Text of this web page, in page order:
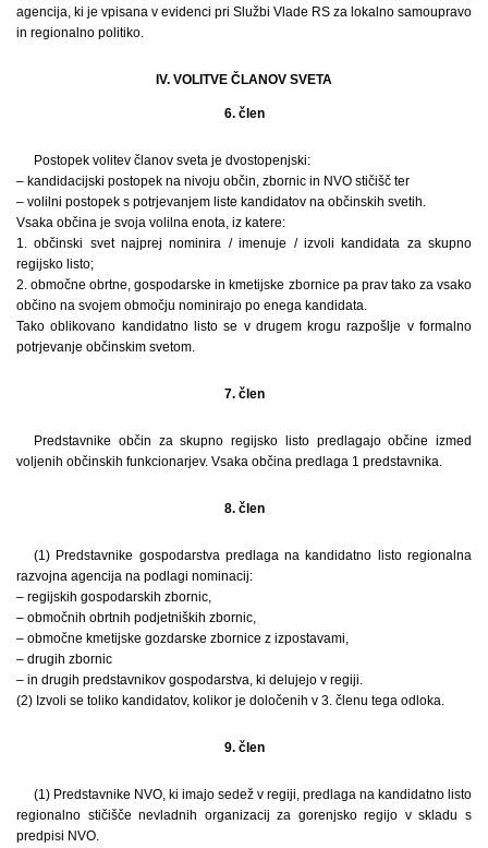
agencija, ki je vpisana v evidenci pri Službi Vlade RS za lokalno samoupravo
in regionalno politiko.
IV. VOLITVE ČLANOV SVETA
6. člen
Postopek volitev članov sveta je dvostopenjski:
– kandidacijski postopek na nivoju občin, zbornic in NVO stičišč ter
– volilni postopek s potrjevanjem liste kandidatov na občinskih svetih.
Vsaka občina je svoja volilna enota, iz katere:
1. občinski svet najprej nominira / imenuje / izvoli kandidata za skupno
regijsko listo;
2. območne obrtne, gospodarske in kmetijske zbornice pa prav tako za vsako
občino na svojem območju nominirajo po enega kandidata.
Tako oblikovano kandidatno listo se v drugem krogu razpošlje v formalno
potrjevanje občinskim svetom.
7. člen
Predstavnike občin za skupno regijsko listo predlagajo občine izmed
voljenih občinskih funkcionarjev. Vsaka občina predlaga 1 predstavnika.
8. člen
(1) Predstavnike gospodarstva predlaga na kandidatno listo regionalna
razvojna agencija na podlagi nominacij:
– regijskih gospodarskih zbornic,
– območnih obrtnih podjetniških zbornic,
– območne kmetijske gozdarske zbornice z izpostavami,
– drugih zbornic
– in drugih predstavnikov gospodarstva, ki delujejo v regiji.
(2) Izvoli se toliko kandidatov, kolikor je določenih v 3. členu tega odloka.
9. člen
(1) Predstavnike NVO, ki imajo sedež v regiji, predlaga na kandidatno listo
regionalno stičišče nevladnih organizacij za gorenjsko regijo v skladu s
predpisi NVO.